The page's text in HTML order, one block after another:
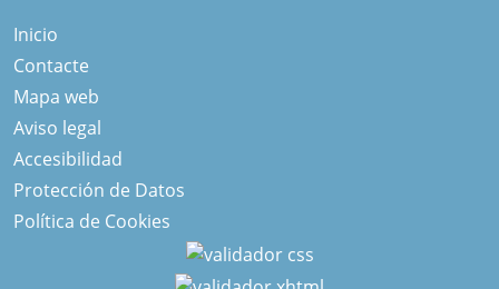
Inicio
Contacte
Mapa web
Aviso legal
Accesibilidad
Protección de Datos
Política de Cookies